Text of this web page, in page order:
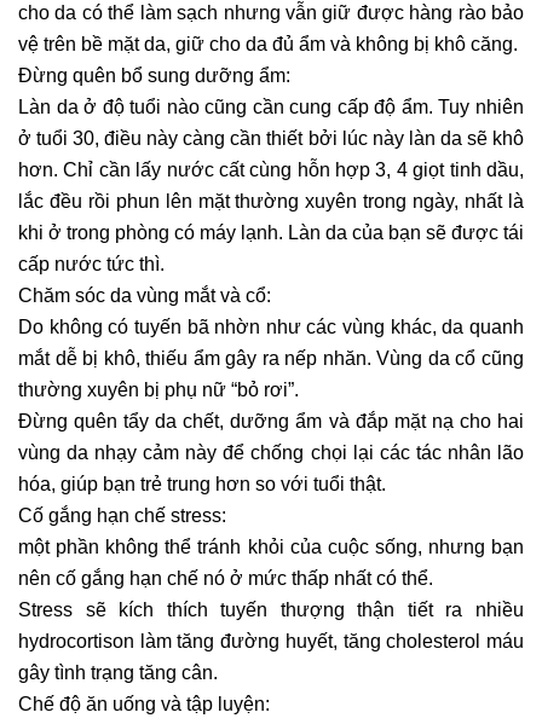
cho da có thể làm sạch nhưng vẫn giữ được hàng rào bảo
vệ trên bề mặt da, giữ cho da đủ ẩm và không bị khô căng.
Đừng quên bổ sung dưỡng ẩm:
Làn da ở độ tuổi nào cũng cần cung cấp độ ẩm. Tuy nhiên
ở tuổi 30, điều này càng cần thiết bởi lúc này làn da sẽ khô
hơn. Chỉ cần lấy nước cất cùng hỗn hợp 3, 4 giọt tinh dầu,
lắc đều rồi phun lên mặt thường xuyên trong ngày, nhất là
khi ở trong phòng có máy lạnh. Làn da của bạn sẽ được tái
cấp nước tức thì.
Chăm sóc da vùng mắt và cổ:
Do không có tuyến bã nhờn như các vùng khác, da quanh
mắt dễ bị khô, thiếu ẩm gây ra nếp nhăn. Vùng da cổ cũng
thường xuyên bị phụ nữ “bỏ rơi”.
Đừng quên tẩy da chết, dưỡng ẩm và đắp mặt nạ cho hai
vùng da nhạy cảm này để chống chọi lại các tác nhân lão
hóa, giúp bạn trẻ trung hơn so với tuổi thật.
Cố gắng hạn chế stress:
một phần không thể tránh khỏi của cuộc sống, nhưng bạn
nên cố gắng hạn chế nó ở mức thấp nhất có thể.
Stress sẽ kích thích tuyến thượng thận tiết ra nhiều
hydrocortison làm tăng đường huyết, tăng cholesterol máu
gây tình trạng tăng cân.
Chế độ ăn uống và tập luyện: